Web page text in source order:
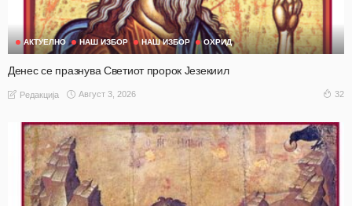
АКТУЕЛНО НАШ ИЗБОР НАШ ИЗБОР ОХРИД
Денес се празнува Светиот пророк Језекиил
Редакција Август 3, 2026 32